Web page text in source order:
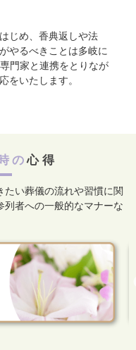
じめ、香典返しや法
やるべきことは多岐に
門家と連携をとりなが
をいたします。
の心得
たい葬儀の流れや習慣に関
列者への一般的なマナーな